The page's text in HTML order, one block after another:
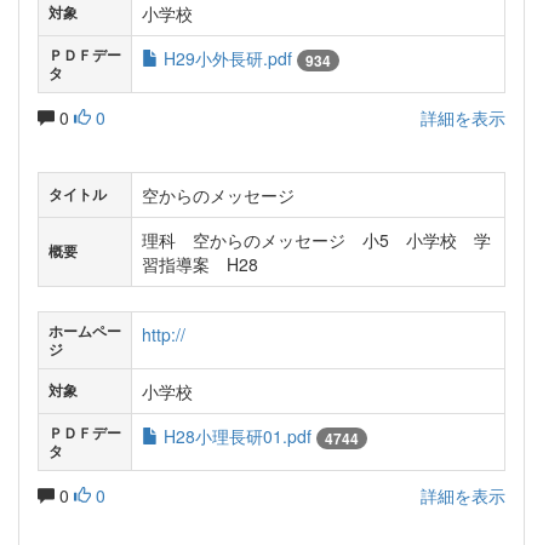
対象 小学校
ＰＤＦデー
タ
H29小外長研.pdf 934
0 0 詳細を表示
タイトル 空からのメッセージ
概要
理科 空からのメッセージ 小5 小学校 学
習指導案 H28
ホームペー
ジ
http://
対象 小学校
ＰＤＦデー
タ
H28小理長研01.pdf 4744
0 0 詳細を表示